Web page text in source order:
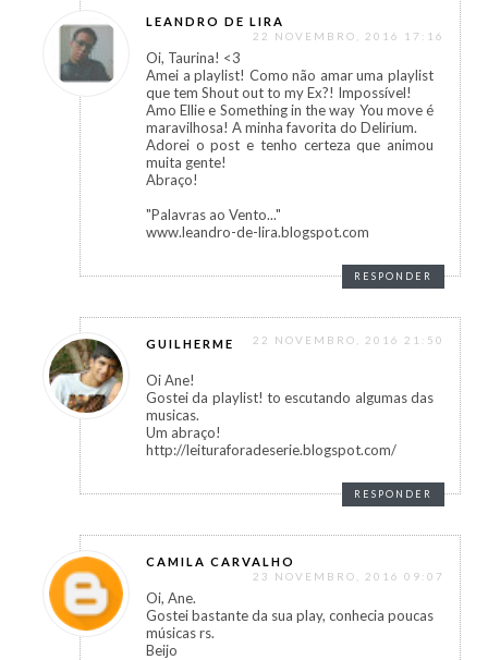
LEANDRO DE LIRA
22 NOVEMBRO, 2016 17:16
Oi, Taurina! <3
Amei a playlist! Como não amar uma playlist
que tem Shout out to my Ex?! Impossível!
Amo Ellie e Something in the way You move é
maravilhosa! A minha favorita do Delirium.
Adorei o post e tenho certeza que animou
muita gente!
Abraço!
"Palavras ao Vento..."
www.leandro-de-lira.blogspot.com
RESPONDER
GUILHERME 22 NOVEMBRO, 2016 21:50
Oi Ane!
Gostei da playlist! to escutando algumas das
musicas.
Um abraço!
http://leituraforadeserie.blogspot.com/
RESPONDER
CAMILA CARVALHO
23 NOVEMBRO, 2016 09:07
Oi, Ane.
Gostei bastante da sua play, conhecia poucas
músicas rs.
Beijo